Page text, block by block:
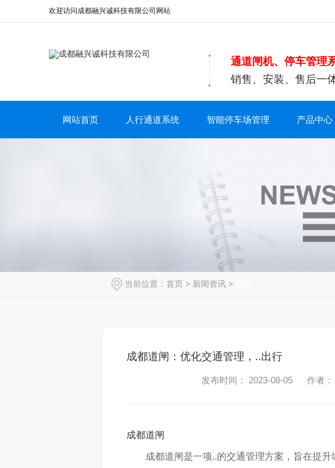
欢迎访问成都融兴诚科技有限公司网站
通道闸机、停车管理
销售、安装、售后一
网站首页 人行通道系统 智能停车场管理 产品中心
当前位置： 首页 > 新闻资讯 >
成都道闸：优化交通管理，..出行
发布时间： 2023-08-05 作者：
成都道闸
成都道闸是一项..的交通管理方案，旨在提